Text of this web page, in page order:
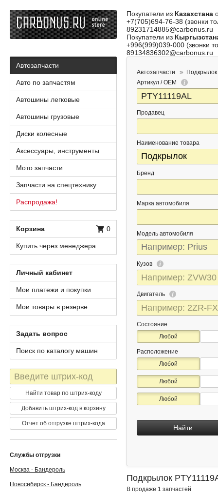
Покупатели из Казахстана
+7(705)694-76-38 (звонки
89231714885@carbonus.ru
Покупатели из
+996(999)039-000 (звонки
89134836302@carbonus.ru
Автозапчасти
Подкрылок
Артикул / OEM
Продавец
Наименование товара
Бренд
Марка автомобиля
Модель автомобиля
Кузов
Двигатель
Состояние
Любой
Расположение
Любой
Любой
Любой
Найти
Подкрылок
В продаже 1 запчастей
Автозапчасти
Авто по запчастям
Автошины легковые
Автошины грузовые
Диски колесные
Аксессуары, инструменты
Мото запчасти
Запчасти на спецтехнику
Распродажа!
Корзина 0
Купить через менеджера
Личный кабинет
Мои платежи и покупки
Мои товары в резерве
Задать вопрос
Поиск по каталогу машин
Штрих-
код
Найти товар по штрих-коду
Добавить штрих-код в корзину
Отчет об отгрузке штрих-кода
Службы отгрузки
Москва - Бандероль
Новосибирск - Бандероль